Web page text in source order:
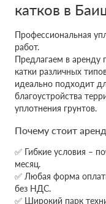
катков в
Профессиональная
работ.
Предлагаем в аренду
катки различных
идеально подходит
благоустройства
уплотнения грунтов.
Почему стоит
✅ Гибкие условия –
месяц.
✅ Любая форма
без НДС.
✅ Широкий парк